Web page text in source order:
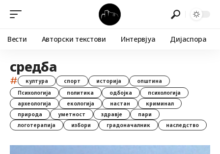
Вести Авторски текстови Интервјуа Дијаспора
средба
# култура спорт историја
општина
Психологија
политика одбојка
психологија
археологија
екологија настан
криминал
природа
уметност здравје
пари
логотерапија
избори градоначалник наследство